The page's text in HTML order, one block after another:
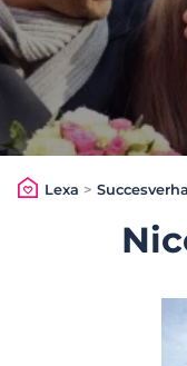
Lexa >